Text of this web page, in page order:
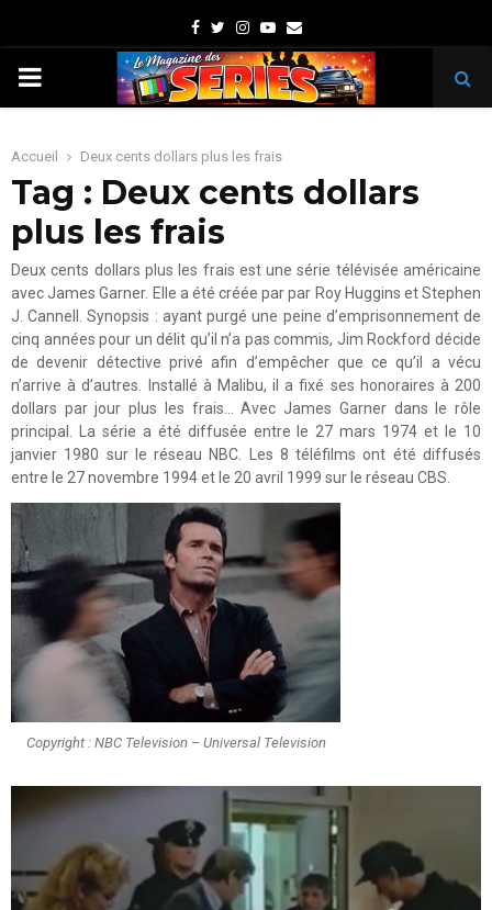
Facebook
TwitterInstagram
Youtube
Email
PRIMARY
Accueil Deux cents dollars plus les frais
Tag : Deux cents dollars
plus les frais
Deux cents dollars plus les frais est une série télévisée américaine
avec James Garner. Elle a été créée par par Roy Huggins et Stephen
J. Cannell. Synopsis : ayant purgé une peine d’emprisonnement de
cinq années pour un délit qu’il n’a pas commis, Jim Rockford décide
de devenir détective privé afin d’empêcher que ce qu’il a vécu
n’arrive à d’autres. Installé à Malibu, il a fixé ses honoraires à 200
dollars par jour plus les frais… Avec James Garner dans le rôle
principal. La série a été diffusée entre le 27 mars 1974 et le 10
janvier 1980 sur le réseau NBC. Les 8 téléfilms ont été diffusés
entre le 27 novembre 1994 et le 20 avril 1999 sur le réseau CBS.
Copyright : NBC Television – Universal Television